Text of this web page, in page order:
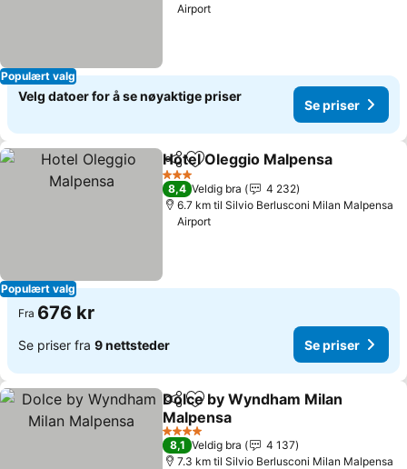
Populært valg
Airport
Velg datoer for å se nøyaktige priser
Se priser
Populært valg
Del Legg til i favoritter
Hotel Oleggio Malpensa
3 Stjerner
8,4 Veldig bra
4 232
6.7 km til Silvio Berlusconi Milan Malpensa
Airport
Fra 676 kr
Se priser fra 9 nettsteder Se priser
Del Legg til i favoritter
Dolce by Wyndham Milan
Malpensa
Se priser
4 Stjerner
8,1 Veldig bra
4 137
7.3 km til Silvio Berlusconi Milan Malpensa